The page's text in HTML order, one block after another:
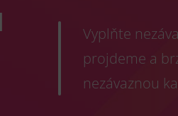
Vyplňte
projdeme a
nezávaznou